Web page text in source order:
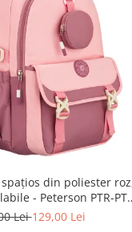
spațios din poliester
- Peterson PTR-
1327 PINK
Lei129,00 Lei